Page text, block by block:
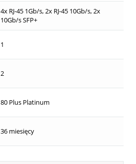
4x RJ-45 1Gb/s, 2x RJ-45 10Gb/s, 2x
10Gb/s SFP+
1
2
80 Plus Platinum
36 miesięcy